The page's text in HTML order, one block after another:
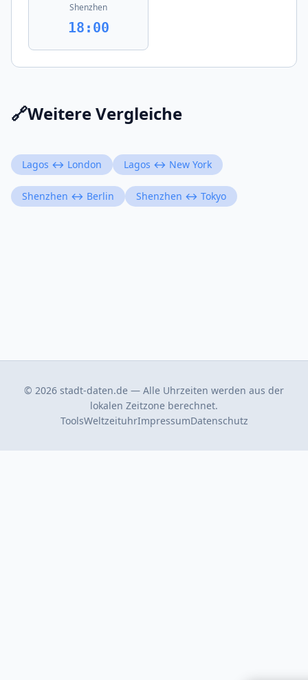
Shenzhen
18:00
🔗Weitere Vergleiche
Lagos ↔ London Lagos ↔ New York
Shenzhen ↔ Berlin Shenzhen ↔ Tokyo
© 2026 stadt-daten.de — Alle Uhrzeiten werden aus der
lokalen Zeitzone berechnet.
ToolsWeltzeituhrImpressumDatenschutz